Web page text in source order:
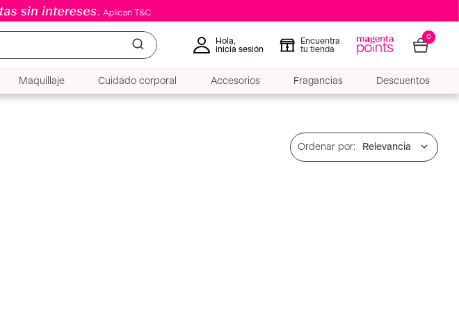
Hola,
inicia sesión
Encuentra
tu tienda
0
Maquillaje Cuidado corporal Accesorios Fragancias Descuentos
Relevancia